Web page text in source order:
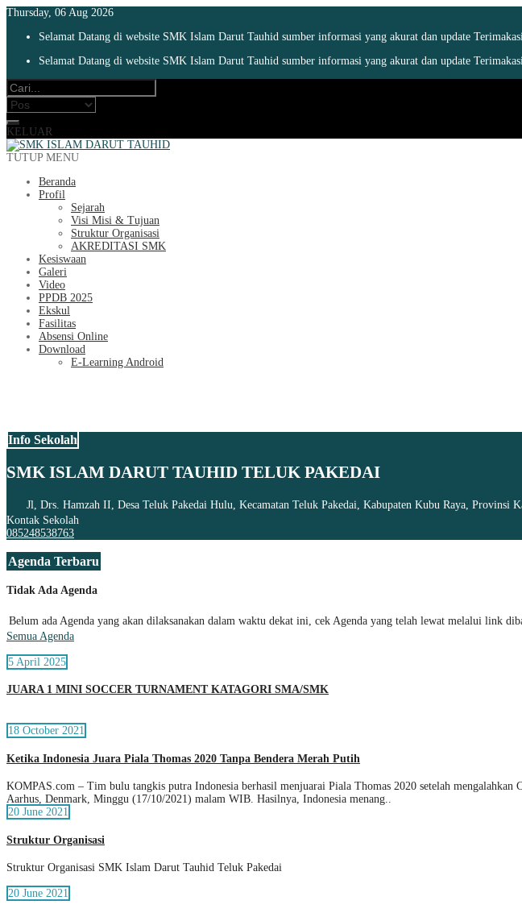
Thursday, 06 Aug 2026
Selamat Datang di website SMK Islam Darut Tauhid sumber informasi yang akurat dan update
Selamat Datang di website SMK Islam Darut Tauhid sumber informasi yang akurat dan update
KELUAR
TUTUP MENU
Beranda
Profil
Sejarah
Visi Misi & Tujuan
Struktur Organisasi
AKREDITASI SMK
Kesiswaan
Galeri
Video
PPDB 2025
Ekskul
Fasilitas
Absensi Online
Download
E-Learning Android
Info Sekolah
SMK ISLAM DARUT TAUHID TELUK PAKEDAI
Jl, Drs. Hamzah II, Desa Teluk Pakedai Hulu, Kecamatan Teluk Pakedai, Kabupaten Kubu Raya, Provinsi
Kontak Sekolah
085248538763
Agenda Terbaru
Tidak Ada Agenda
Belum ada Agenda yang akan dilaksanakan dalam waktu dekat ini, cek Agenda yang telah lewat melalui link
Semua Agenda
5 April 2025
JUARA 1 MINI SOCCER TURNAMENT KATAGORI SMA/SMK
18 October 2021
Ketika Indonesia Juara Piala Thomas 2020 Tanpa Bendera Merah Putih
KOMPAS.com – Tim bulu tangkis putra Indonesia berhasil menjuarai Piala Thomas 2020 setelah
Aarhus, Denmark, Minggu (17/10/2021) malam WIB. Hasilnya, Indonesia menang..
20 June 2021
Struktur Organisasi
Struktur Organisasi SMK Islam Darut Tauhid Teluk Pakedai
20 June 2021